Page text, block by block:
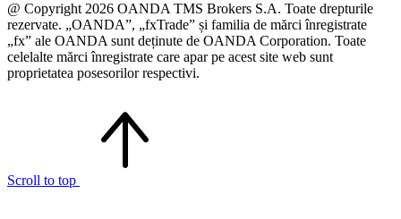
@ Copyright 2026 OANDA TMS Brokers S.A. Toate drepturile
rezervate. „OANDA”, „fxTrade” și familia de mărci înregistrate
„fx” ale OANDA sunt deținute de OANDA Corporation. Toate
celelalte mărci înregistrate care apar pe acest site web sunt
proprietatea posesorilor respectivi.
Scroll to top